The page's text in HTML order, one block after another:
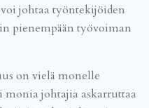
johtaa työntekijöiden
pienempään työvoiman
on vielä monelle
monia johtajia askarruttaa